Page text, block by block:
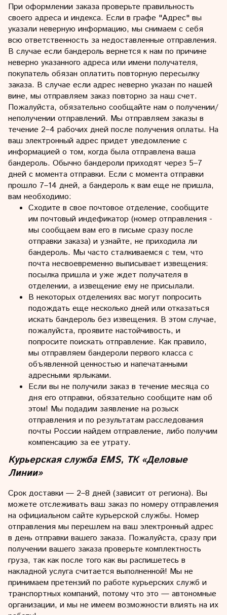
При оформлении заказа проверьте правильность
своего адреса и индекса. Если в графе "Адрес" вы
указали неверную информацию, мы снимаем с себя
всю ответственность за недоставленные отправления.
В случае если бандероль вернется к нам по причине
неверно указанного адреса или имени получателя,
покупатель обязан оплатить повторную пересылку
заказа. В случае если адрес неверно указан по нашей
вине, мы отправляем заказ повторно за наш счет.
Пожалуйста, обязательно сообщайте нам о получении/
неполучении отправлений. Мы отправляем заказы в
течение 2–4 рабочих дней после получения оплаты. На
ваш электронный адрес придет уведомление с
информацией о том, когда была отправлена ваша
бандероль. Обычно бандероли приходят через 5–7
дней с момента отправки. Если с момента отправки
прошло 7–14 дней, а бандероль к вам еще не пришла,
вам необходимо:
Сходите в свое почтовое отделение, сообщите
им почтовый индефикатор (номер отправления -
мы сообщаем вам его в письме сразу после
отправки заказа) и узнайте, не приходила ли
бандероль. Мы часто сталкиваемся с тем, что
почта несвоевременно выписывает извещения:
посылка пришла и уже ждет получателя в
отделении, а извещение ему не присылали.
В некоторых отделениях вас могут попросить
подождать еще несколько дней или отказаться
искать бандероль без извещения. В этом случае,
пожалуйста, проявите настойчивость, и
попросите поискать отправление. Как правило,
мы отправляем бандероли первого класса с
объявленной ценностью и напечатанными
адресными ярлыками.
Если вы не получили заказ в течение месяца со
дня его отправки, обязательно сообщите нам об
этом! Мы подадим заявление на розыск
отправления и по результатам расследования
почты России найдем отправление, либо получим
компенсацию за ее утрату.
Курьерская служба EMS, ТК «Деловые
Линии»
Срок доставки — 2–8 дней (зависит от региона). Вы
можете отслеживать ваш заказ по номеру отправления
на официальном сайте курьерской службы. Номер
отправления мы перешлем на ваш электронный адрес
в день отправки вашего заказа. Пожалуйста, сразу при
получении вашего заказа проверьте комплектность
груза, так как после того как вы распишетесь в
накладной услуга считается выполненной! Мы не
принимаем претензий по работе курьерских служб и
транспортных компаний, потому что это — автономные
организации, и мы не имеем возможности влиять на их